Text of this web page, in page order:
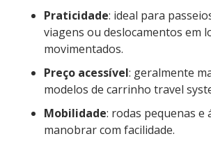
Praticidade: ideal para
viagens ou deslocamentos em
movimentados.
Preço acessível: geralmente
modelos de carrinho travel
Mobilidade: rodas pequenas e
manobrar com facilidade.